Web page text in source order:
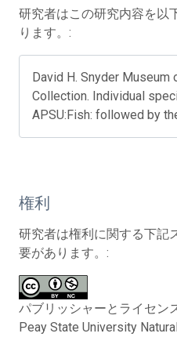
研究者はこの研究内容を以
ります。:
David H. Snyder
Collection. Individual
APSU:Fish: followed by
権利
研究者は権利に関する下記
要があります。:
パブリッシャーとライセン
Peay State University